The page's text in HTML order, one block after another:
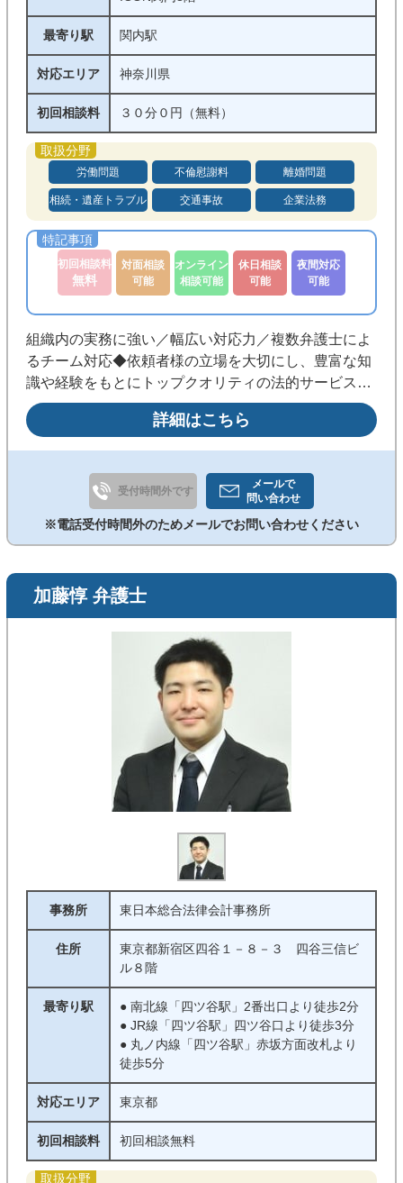
最寄り駅 関内駅
対応エリア 神奈川県
初回相談料 ３０分０円（無料）
労働問題 不倫慰謝料 離婚問題
相続・遺産トラブル 交通事故 企業法務
初回相談料
無料
対面相談
可能
オンライン
相談可能
休日相談
可能
夜間対応
可能
組織内の実務に強い／幅広い対応力／複数弁護士によ
るチーム対応◆依頼者様の立場を大切にし、豊富な知
識や経験をもとにトップクオリティの法的サービスを
ご提供。スピードと質を両立します！お気軽にお問い
合わせください。
詳細はこちら
受付時間外です
メールで
問い合わせ
※電話受付時間外のためメールでお問い合わせください
加藤惇 弁護士
事務所 東日本総合法律会計事務所
住所
東京都新宿区四谷１－８－３ 四谷三信ビ
ル８階
最寄り駅
● 南北線「四ツ谷駅」2番出口より徒歩2分
● JR線「四ツ谷駅」四ツ谷口より徒歩3分
● 丸ノ内線「四ツ谷駅」赤坂方面改札より
徒歩5分
対応エリア 東京都
初回相談料 初回相談無料